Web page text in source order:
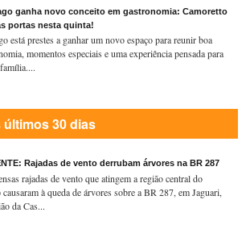
ganha novo conceito em gastronomia: Camoretto
portas nesta quinta!
está prestes a ganhar um novo espaço para reunir boa
momentos especiais e uma experiência pensada para
30 dias
Rajadas de vento derrubam árvores na BR 287
rajadas de vento que atingem a região central do
causaram à queda de árvores sobre a BR 287, em Jaguari,
da Cas...